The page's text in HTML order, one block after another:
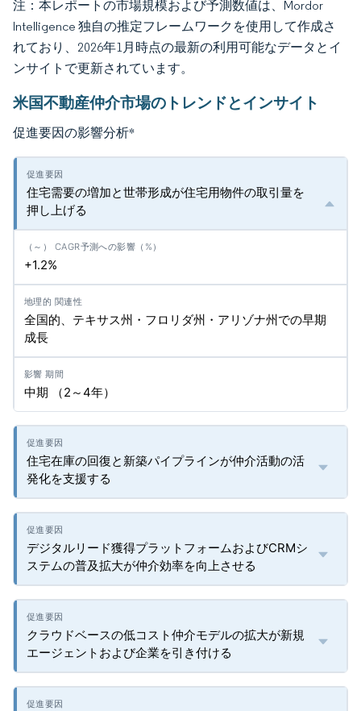
注：本レポートの市場規模および予測数値は、Mordor
Intelligence 独自の推定フレームワークを使用して作成さ
れており、2026年1月時点の最新の利用可能なデータとイ
ンサイトで更新されています。
米国不動産仲介市場のトレンドとインサイト
促進要因の影響分析*
住宅需要の増加と世帯形成が住宅用物件の取引量を
押し上げる
+1.2%
全国的、テキサス州・フロリダ州・アリゾナ州での早期
成長
中期 （2～4年）
住宅在庫の回復と新築パイプラインが仲介活動の活
発化を支援する
デジタルリード獲得プラットフォームおよびCRMシ
ステムの普及拡大が仲介効率を向上させる
クラウドベースの低コスト仲介モデルの拡大が新規
エージェントおよび企業を引き付ける